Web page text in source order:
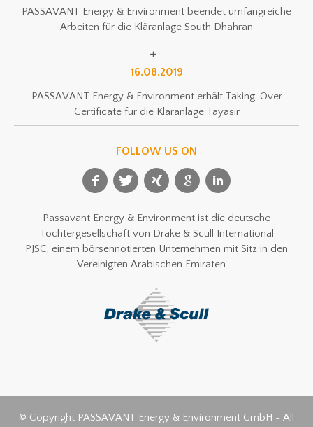
PASSAVANT Energy & Environment beendet umfangreiche
Arbeiten für die Kläranlage South Dhahran
16.08.2019
PASSAVANT Energy & Environment erhält Taking-Over
Certificate für die Kläranlage Tayasir
FOLLOW US ON
Passavant Energy & Environment ist die deutsche
Tochtergesellschaft von Drake & Scull International
PJSC, einem börsennotierten Unternehmen mit Sitz in den
Vereinigten Arabischen Emiraten.
© Copyright PASSAVANT Energy & Environment GmbH - All